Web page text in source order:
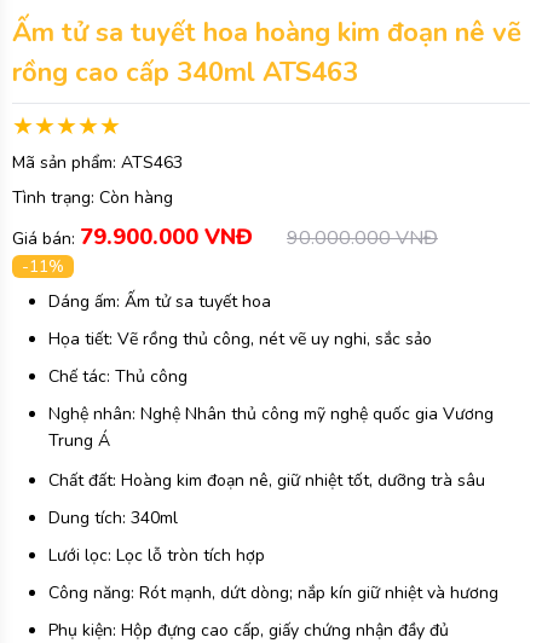
Ấm tử sa tuyết hoa hoàng kim đoạn nê vẽ
rồng cao cấp 340ml ATS463
Mã sản phẩm: ATS463
Tình trạng: Còn hàng
Giá bán: 79.900.000 VNĐ 90.000.000 VNĐ
-11%
Dáng ấm: Ấm tử sa tuyết hoa
Họa tiết: Vẽ rồng thủ công, nét vẽ uy nghi, sắc sảo
Chế tác: Thủ công
Nghệ nhân: Nghệ Nhân thủ công mỹ nghệ quốc gia Vương
Trung Á
Chất đất: Hoàng kim đoạn nê, giữ nhiệt tốt, dưỡng trà sâu
Dung tích: 340ml
Lưới lọc: Lọc lỗ tròn tích hợp
Công năng: Rót mạnh, dứt dòng; nắp kín giữ nhiệt và hương
Phụ kiện: Hộp đựng cao cấp, giấy chứng nhận đầy đủ